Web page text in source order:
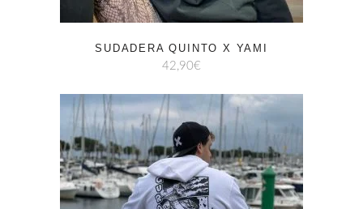
SUDADERA QUINTO X YAMI
42,90€